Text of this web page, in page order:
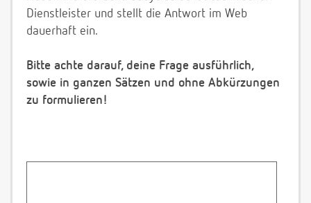
Dienstleister und stellt die Antwort im Web
dauerhaft ein.
Bitte achte darauf, deine Frage ausführlich,
sowie in ganzen Sätzen und ohne Abkürzungen
zu formulieren!